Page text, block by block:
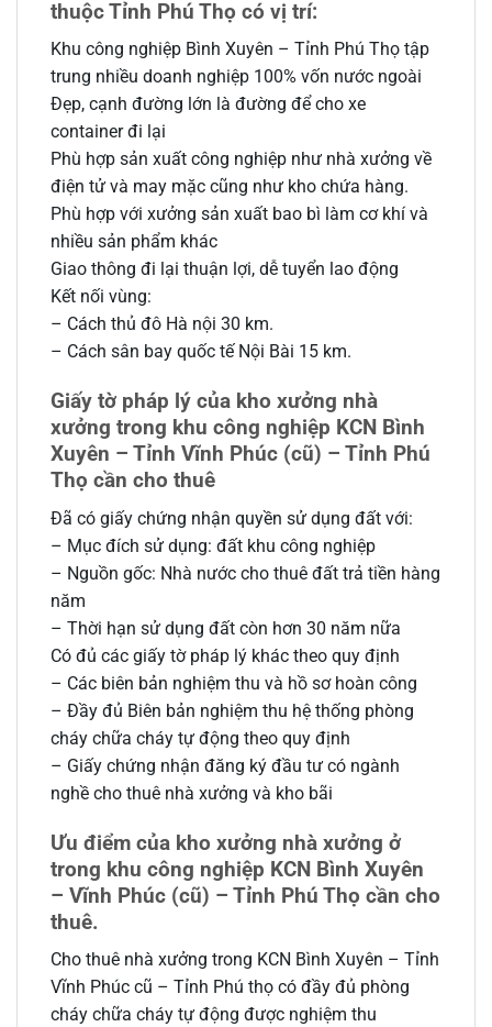
thuộc Tỉnh Phú Thọ có vị trí:
Khu công nghiệp Bình Xuyên – Tỉnh Phú Thọ tập
trung nhiều doanh nghiệp 100% vốn nước ngoài
Đẹp, cạnh đường lớn là đường để cho xe
container đi lại
Phù hợp sản xuất công nghiệp như nhà xưởng về
điện tử và may mặc cũng như kho chứa hàng.
Phù hợp với xưởng sản xuất bao bì làm cơ khí và
nhiều sản phẩm khác
Giao thông đi lại thuận lợi, dễ tuyển lao động
Kết nối vùng:
– Cách thủ đô Hà nội 30 km.
– Cách sân bay quốc tế Nội Bài 15 km.
Giấy tờ pháp lý của kho xưởng nhà
xưởng trong khu công nghiệp KCN Bình
Xuyên – Tỉnh Vĩnh Phúc (cũ) – Tỉnh Phú
Thọ cần cho thuê
Đã có giấy chứng nhận quyền sử dụng đất với:
– Mục đích sử dụng: đất khu công nghiệp
– Nguồn gốc: Nhà nước cho thuê đất trả tiền hàng
năm
– Thời hạn sử dụng đất còn hơn 30 năm nữa
Có đủ các giấy tờ pháp lý khác theo quy định
– Các biên bản nghiệm thu và hồ sơ hoàn công
– Đầy đủ Biên bản nghiệm thu hệ thống phòng
cháy chữa cháy tự động theo quy định
– Giấy chứng nhận đăng ký đầu tư có ngành
nghề cho thuê nhà xưởng và kho bãi
Ưu điểm của kho xưởng nhà xưởng ở
trong khu công nghiệp KCN Bình Xuyên
– Vĩnh Phúc (cũ) – Tỉnh Phú Thọ cần cho
thuê.
Cho thuê nhà xưởng trong KCN Bình Xuyên – Tỉnh
Vĩnh Phúc cũ – Tỉnh Phú thọ có đầy đủ phòng
cháy chữa cháy tự động được nghiệm thu